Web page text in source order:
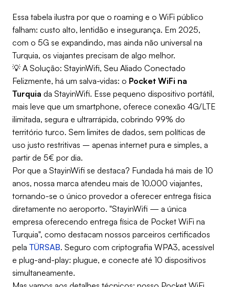
Essa tabela ilustra por que o roaming e o WiFi público
falham: custo alto, lentidão e insegurança. Em 2025,
com o 5G se expandindo, mas ainda não universal na
Turquia, os viajantes precisam de algo melhor.
💡 A Solução: StayinWifi, Seu Aliado Conectado
Felizmente, há um salva-vidas: o Pocket WiFi na
Turquia da StayinWifi. Esse pequeno dispositivo portátil,
mais leve que um smartphone, oferece conexão 4G/LTE
ilimitada, segura e ultrarrápida, cobrindo 99% do
território turco. Sem limites de dados, sem políticas de
uso justo restritivas – apenas internet pura e simples, a
partir de 5€ por dia.
Por que a StayinWifi se destaca? Fundada há mais de 10
anos, nossa marca atendeu mais de 10.000 viajantes,
tornando-se o único provedor a oferecer entrega física
diretamente no aeroporto. "StayinWifi — a única
empresa oferecendo entrega física de Pocket WiFi na
Turquia", como destacam nossos parceiros certificados
pela TÜRSAB. Seguro com criptografia WPA3, acessível
e plug-and-play: plugue, e conecte até 10 dispositivos
simultaneamente.